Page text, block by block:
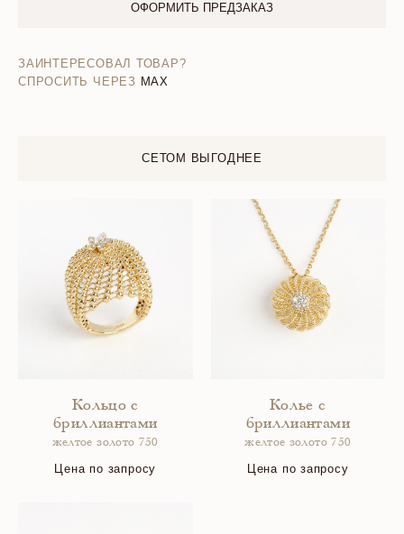
ОФОРМИТЬ ПРЕДЗАКАЗ
ЗАИНТЕРЕСОВАЛ ТОВАР?
СПРОСИТЬ ЧЕРЕЗ MAX
СЕТОМ ВЫГОДНЕЕ
Кольцо с
бриллиантами
желтое золото 750
Цена по запросу
Колье с
бриллиантами
желтое золото 750
Цена по запросу